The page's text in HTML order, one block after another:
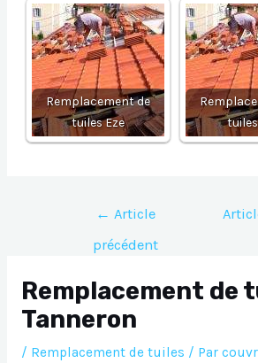
Remplacement de
tuiles Eze
Navigation
l’article
← Article
précédent
Remplacement de
Tanneron
/ Remplacement de tuiles / Par